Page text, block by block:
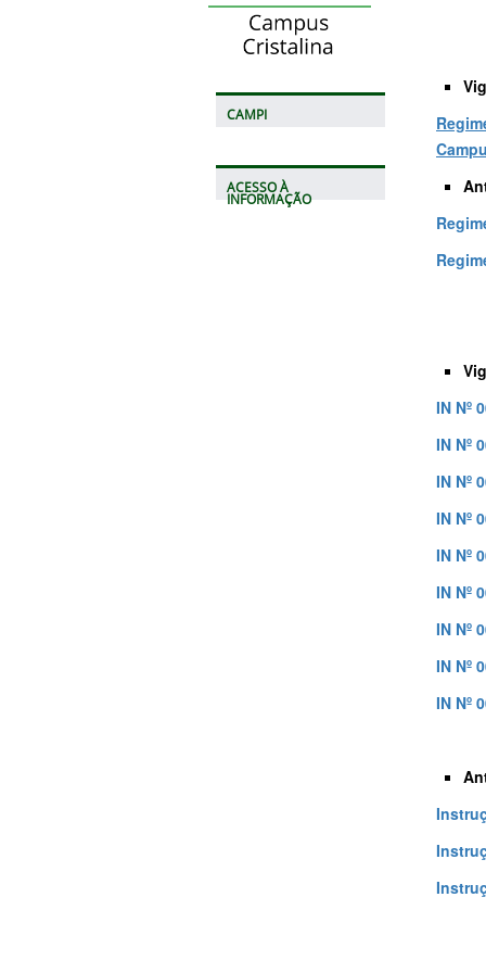
CAMPI
ACESSO À
INFORMAÇÃO
IN Nº
IN Nº
IN Nº
IN Nº
IN Nº
IN Nº
IN Nº
IN Nº
IN Nº